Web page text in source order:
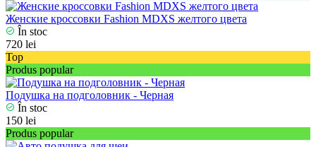
Женские кроссовки Fashion MDXS желтого цвета
În stoc
720 lei
Top
Produs popular
Подушка на подголовник - Черная
În stoc
150 lei
Produs popular